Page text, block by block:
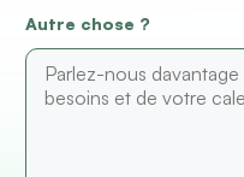
Autre chose ?